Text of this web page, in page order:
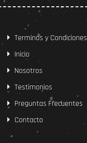
Terminos y Condiciones
Inicio
Nosotros
Testimonios
Preguntas Frecuentes
Contacto